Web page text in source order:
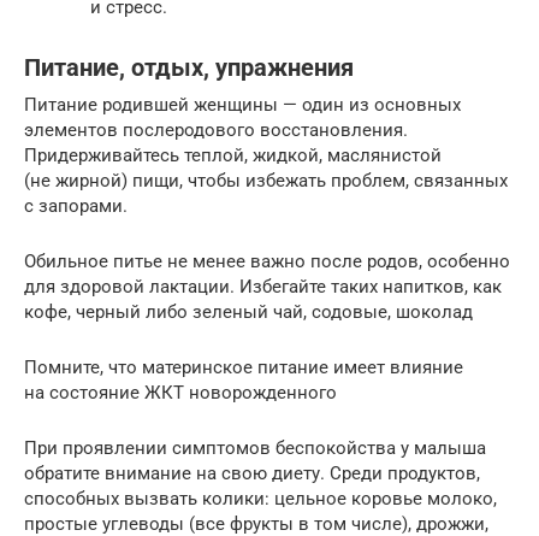
и стресс.
Питание, отдых, упражнения
Питание родившей женщины — один из основных
элементов послеродового восстановления.
Придерживайтесь теплой, жидкой, маслянистой
(не жирной) пищи, чтобы избежать проблем, связанных
с запорами.
Обильное питье не менее важно после родов, особенно
для здоровой лактации. Избегайте таких напитков, как
кофе, черный либо зеленый чай, содовые, шоколад
Помните, что материнское питание имеет влияние
на состояние ЖКТ новорожденного
При проявлении симптомов беспокойства у малыша
обратите внимание на свою диету. Среди продуктов,
способных вызвать колики: цельное коровье молоко,
простые углеводы (все фрукты в том числе), дрожжи,